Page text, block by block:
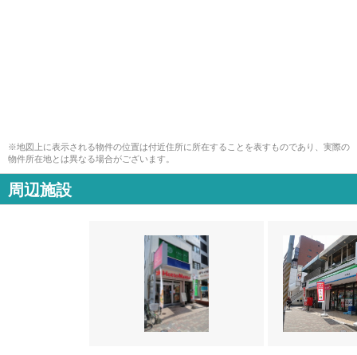
※地図上に表示される物件の位置は付近住所に所在することを表すものであり、実際の
物件所在地とは異なる場合がございます。
周辺施設